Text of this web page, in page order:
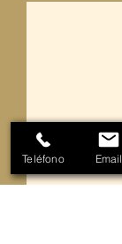
Teléfono Email